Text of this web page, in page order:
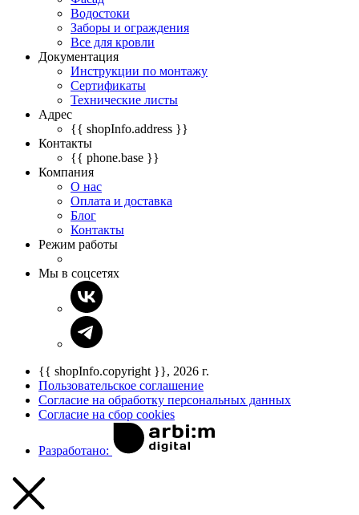
Водостоки
Заборы и ограждения
Все для кровли
Документация
Инструкции по монтажу
Сертификаты
Технические листы
Адрес
{{ shopInfo.address }}
Контакты
{{ phone.base }}
Компания
О нас
Оплата и доставка
Блог
Контакты
Режим работы
Мы в соцсетях
{{ shopInfo.copyright }}, 2026 г.
Пользовательское соглашение
Согласие на обработку персональных данных
Согласие на сбор cookies
Разработано: